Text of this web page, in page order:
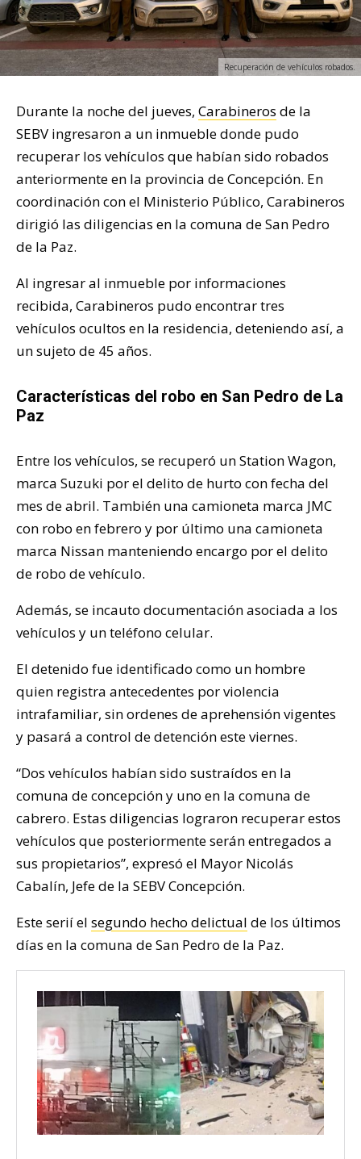
Recuperación de vehículos robados.
Durante la noche del jueves, Carabineros de la
SEBV ingresaron a un inmueble donde pudo
recuperar los vehículos que habían sido robados
anteriormente en la provincia de Concepción. En
coordinación con el Ministerio Público, Carabineros
dirigió las diligencias en la comuna de San Pedro
de la Paz.
Al ingresar al inmueble por informaciones
recibida, Carabineros pudo encontrar tres
vehículos ocultos en la residencia, deteniendo así, a
un sujeto de 45 años.
Características del robo en San Pedro de La
Paz
Entre los vehículos, se recuperó un Station Wagon,
marca Suzuki por el delito de hurto con fecha del
mes de abril. También una camioneta marca JMC
con robo en febrero y por último una camioneta
marca Nissan manteniendo encargo por el delito
de robo de vehículo.
Además, se incauto documentación asociada a los
vehículos y un teléfono celular.
El detenido fue identificado como un hombre
quien registra antecedentes por violencia
intrafamiliar, sin ordenes de aprehensión vigentes
y pasará a control de detención este viernes.
“Dos vehículos habían sido sustraídos en la
comuna de concepción y uno en la comuna de
cabrero. Estas diligencias lograron recuperar estos
vehículos que posteriormente serán entregados a
sus propietarios”, expresó el Mayor Nicolás
Cabalín, Jefe de la SEBV Concepción.
Este serií el segundo hecho delictual de los últimos
días en la comuna de San Pedro de la Paz.